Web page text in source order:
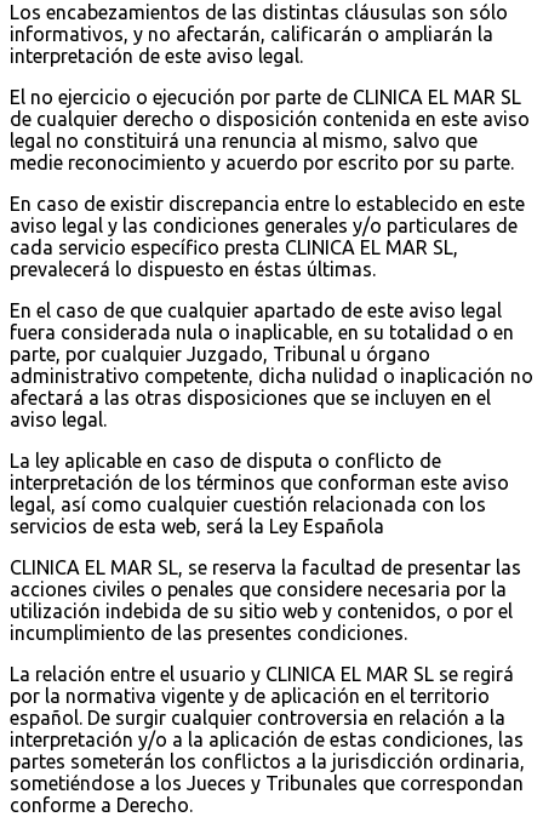
Los encabezamientos de las distintas cláusulas son sólo
informativos, y no afectarán, calificarán o ampliarán la
interpretación de este aviso legal.
El no ejercicio o ejecución por parte de CLINICA EL MAR SL
de cualquier derecho o disposición contenida en este aviso
legal no constituirá una renuncia al mismo, salvo que
medie reconocimiento y acuerdo por escrito por su parte.
En caso de existir discrepancia entre lo establecido en este
aviso legal y las condiciones generales y/o particulares de
cada servicio específico presta CLINICA EL MAR SL,
prevalecerá lo dispuesto en éstas últimas.
En el caso de que cualquier apartado de este aviso legal
fuera considerada nula o inaplicable, en su totalidad o en
parte, por cualquier Juzgado, Tribunal u órgano
administrativo competente, dicha nulidad o inaplicación no
afectará a las otras disposiciones que se incluyen en el
aviso legal.
La ley aplicable en caso de disputa o conflicto de
interpretación de los términos que conforman este aviso
legal, así como cualquier cuestión relacionada con los
servicios de esta web, será la Ley Española
CLINICA EL MAR SL, se reserva la facultad de presentar las
acciones civiles o penales que considere necesaria por la
utilización indebida de su sitio web y contenidos, o por el
incumplimiento de las presentes condiciones.
La relación entre el usuario y CLINICA EL MAR SL se regirá
por la normativa vigente y de aplicación en el territorio
español. De surgir cualquier controversia en relación a la
interpretación y/o a la aplicación de estas condiciones, las
partes someterán los conflictos a la jurisdicción ordinaria,
sometiéndose a los Jueces y Tribunales que correspondan
conforme a Derecho.